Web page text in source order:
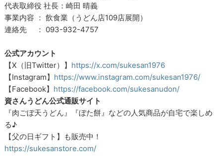
代表取締役 社長：崎田 晴義
事業内容 ： 飲食業（うどん店109店展開）
連絡先 ： 093-932-4757
公式アカウント
【X（旧Twitter）】 https://x.com/sukesan1976
【Instagram】 https://www.instagram.com/sukesan1976/
【Facebook】 https://facebook.com/sukesanudon/
資さんうどん公式通販サイト
『肉ごぼ天うどん』『ぼた餅』などの人気商品が自宅で楽しめ
る♪
【父の日ギフト】も販売中！
https://sukesanstore.com/